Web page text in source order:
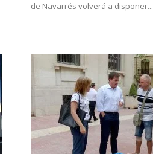
de Navarrés volverá a disponer...